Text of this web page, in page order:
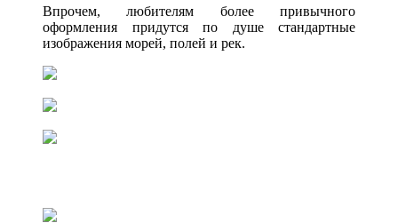
Впрочем, любителям более привычного
оформления придутся по душе стандартные
изображения морей, полей и рек.